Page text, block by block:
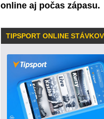
online aj počas zápasu.
TIPSPORT ONLINE